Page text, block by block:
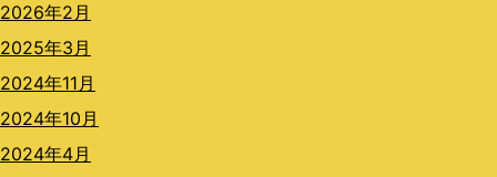
2026年2月
2025年3月
2024年11月
2024年10月
2024年4月